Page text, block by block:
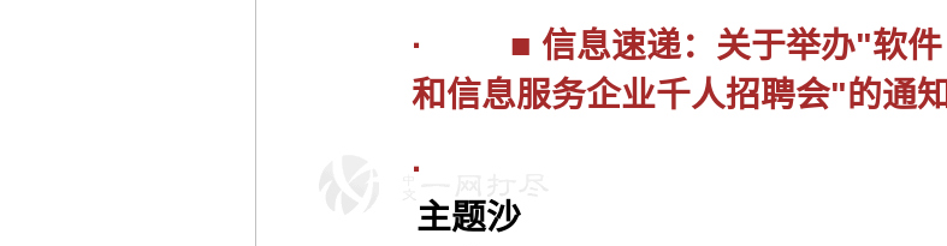
·
■ 信息速递：关于举办"软件
和信息服务企业千人招聘会"的通知
·
主题沙